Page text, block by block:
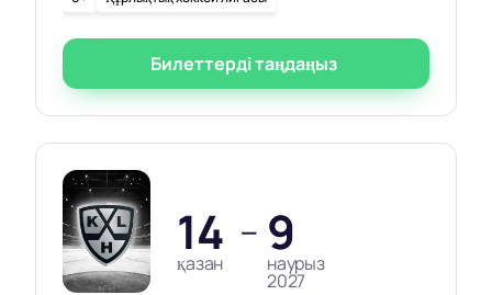
Онлайн сатып алу кезінде жылдам қолдау
Билеттерді таңдаңыз
14
қазан
— 9
наурыз
2027